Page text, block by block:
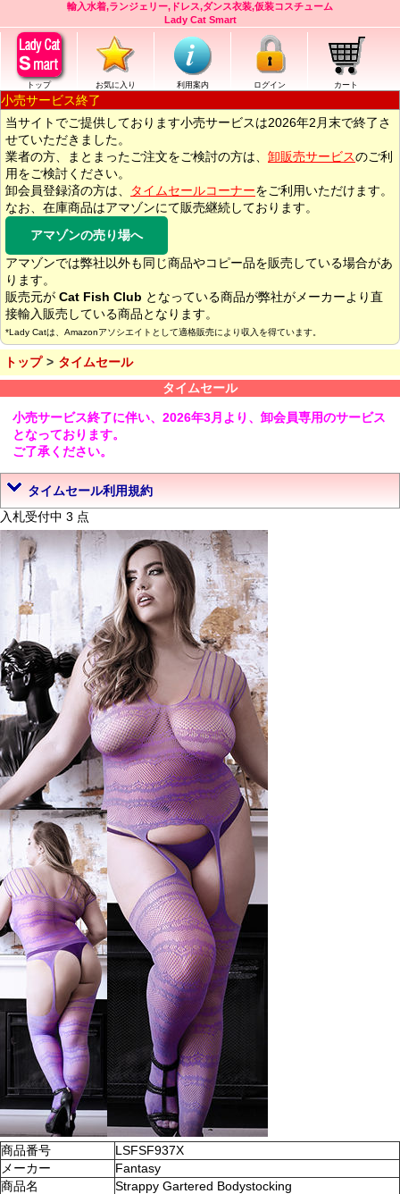
輸入水着,ランジェリー,ドレス,ダンス衣装,仮装コスチューム
Lady Cat Smart
トップ お気に入り 利用案内 ログイン カート
小売サービス終了
当サイトでご提供しております小売サービスは2026年2月末で終了さ
せていただきました。
業者の方、まとまったご注文をご検討の方は、 卸販売サービスのご利
用をご検討ください。
卸会員登録済の方は、
タイムセールコーナーをご利用いただけます。
なお、在庫商品はアマゾンにて販売継続しております。
アマゾンの売り場へ
アマゾンでは弊社以外も同じ商品やコピー品を販売している場合があ
ります。
販売元が Cat Fish Club となっている商品が弊社がメーカーより直
接輸入販売している商品となります。
*Lady Catは、Amazonアソシエイトとして適格販売により収入を得ています。
トップ
タイムセール
タイムセール
小売サービス終了に伴い、2026年3月より、卸会員専用のサービス
となっております。
ご了承ください。
タイムセール利用規約
入札受付中 3 点
商品番号
LSFSF937X
メーカー
Fantasy
商品名
Strappy Gartered Bodystocking